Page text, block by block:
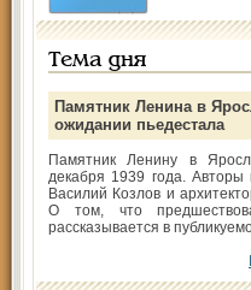
Тема дня
Памятник Ленина в
ожидании пьедестала
Памятник Ленину в
декабря 1939 года. Авторы
Василий Козлов и
О том, что
рассказывается в